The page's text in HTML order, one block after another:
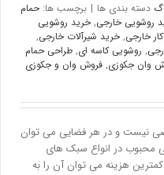
بندی ها برچسب ها: حمام
خارجی,خرید روشویی
,خرید شیرآلات خارجی,
,روشویی کاسه ای, طراحی حمام
جکوزی,فروش وان و جکوزی
و در هر فضایی می توان
در انواع سبک های
هزینه می توان آن را به